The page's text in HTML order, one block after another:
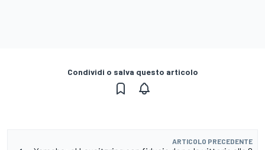
Condividi o salva questo articolo
ARTICOLO PRECEDENTE